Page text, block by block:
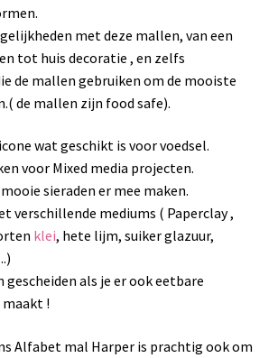
met deze mallen, van een
tot huis decoratie , en zelfs
de mallen gebruiken om de mooiste
de mallen zijn food safe).
wat geschikt is voor voedsel.
voor Mixed media projecten.
sieraden er mee maken.
verschillende mediums ( Paperclay ,
klei, hete lijm, suiker glazuur,
gescheiden als je er ook eetbare
!
Alfabet mal Harper is prachtig ook om